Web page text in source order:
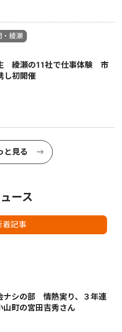
・綾瀬
綾瀬の11社で仕事体験 市
し初開催
と見る
ース
着記事
ナシの部 情熱実り、３年連
町の宮田吉秀さん